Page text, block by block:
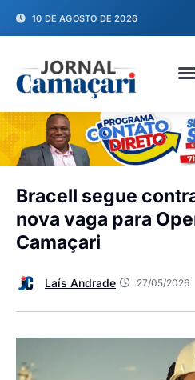
10 DE AGOSTO DE 2026
Bracell segue
nova vaga para
Camaçari
Laís Andrade 27/05/2026